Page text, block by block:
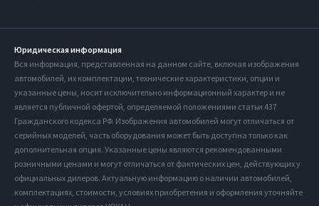
Юридическая информация
Вся информация, представленная на данном сайте, включая изображения
автомобилей, их комплектации, технические характеристики, опции и
указанные цены, носит исключительно информационный характер и не
является публичной офертой, определяемой положениями статьи 437
Гражданского кодекса РФ. Изображения автомобилей могут отличаться от
серийных моделей, часть оборудования может быть доступна только как
дополнительная опция. Указанные цены являются рекомендованными
розничными ценами и могут отличаться от фактических цен, действующих у
официальных дилеров. Актуальную информацию о наличии автомобилей,
комплектациях, стоимости, условиях приобретения и оформления уточняйте